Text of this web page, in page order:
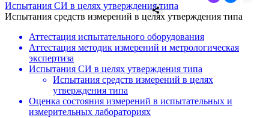
Испытания СИ в целях утверждения типа
Испытания средств измерений в целях утверждения типа
Аттестация испытательного оборудования
Аттестация методик измерений и метрологическая
экспертиза
Испытания СИ в целях утверждения типа
Испытания средств измерений в целях
утверждения типа
Оценка состояния измерений в испытательных и
измерительных лабораториях